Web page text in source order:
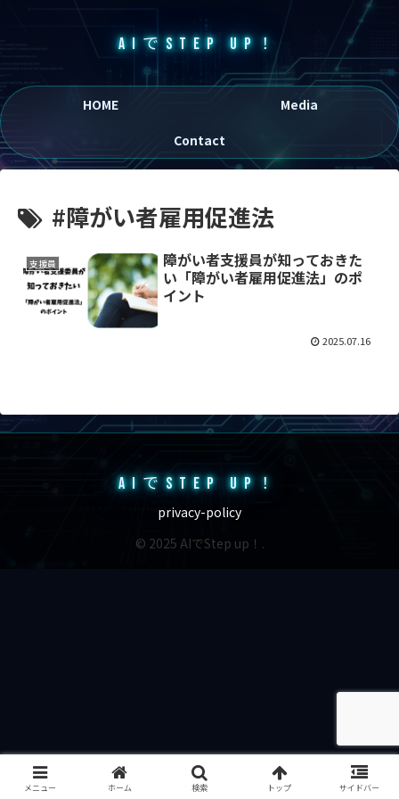
AIでSTEP UP！
HOME
Media
Contact
#障がい者雇用促進法
支援員
障がい者支援員が知っておきた
い「障がい者雇用促進法」のポ
イント
2025.07.16
AIでSTEP UP！
privacy-policy
© 2025 AIでStep up！.
メニュー ホーム 検索 トップ サイドバー